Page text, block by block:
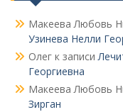
Макеева Любовь
Узинева Нелли
Олег к записи
Георгиевна
Макеева Любовь
Зирган